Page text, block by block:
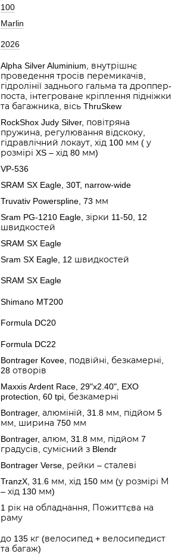
100
Marlin
2026
Alpha Silver Aluminium, внутрішнє
проведення тросів перемикачів,
гідролінії заднього гальма та дроппер-
поста, інтегроване кріплення підніжки
та багажника, вісь ThruSkew
RockShox Judy Silver, повітряна
пружина, регулювання відскоку,
гідравлічний локаут, хід 100 мм ( у
розмірі XS – хід 80 мм)
VP-536
SRAM SX Eagle, 30T, narrow-wide
Truvativ Powerspline, 73 мм
Sram PG-1210 Eagle, зірки 11-50, 12
швидкостей
SRAM SX Eagle
Sram SX Eagle, 12 швидкостей
SRAM SX Eagle
Shimano MT200
Formula DC20
Formula DC22
Bontrager Kovee, подвійні, безкамерні,
28 отворів
Maxxis Ardent Race, 29"x2.40", EXO
protection, 60 tpi, безкамерні
Bontrager, алюміній, 31.8 мм, підйом 5
мм, ширина 750 мм
Bontrager, алюм, 31.8 мм, підйом 7
градусів, сумісний з Blendr
Bontrager Verse, рейки – сталеві
TranzX, 31.6 мм, хід 150 мм (у розмірі М
– хід 130 мм)
1 рік на обладнання, Пожиттєва на
раму
до 135 кг (велосипед + велосипедист
та багаж)